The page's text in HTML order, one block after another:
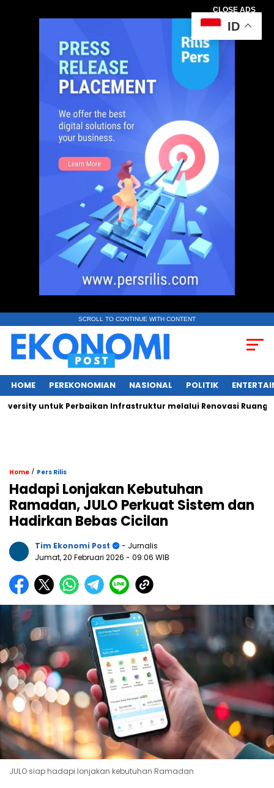
CLOSE ADS
SCROLL TO CONTINUE WITH CONTENT
HOME PEREKONOMIAN NASIONAL POLITIK
untuk Perbaikan Infrastruktur melalui Renovasi Ruang Publik
Home / Pers Rilis
Hadapi Lonjakan Kebutuhan
Ramadan, JULO Perkuat Sistem dan
Hadirkan Bebas Cicilan
Tim Ekonomi Post
- Jurnalis
Jumat, 20 Februari 2026 - 09:06 WIB
JULO siap hadapi lonjakan kebutuhan Ramadan
ID